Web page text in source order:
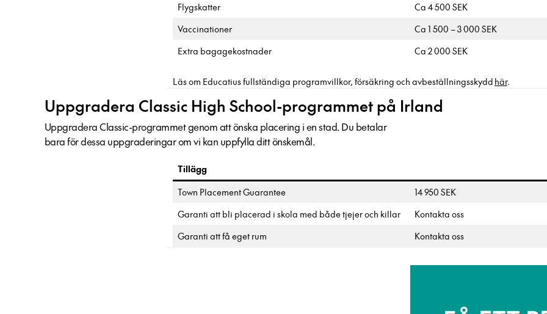
Flygskatter
Ca 4 500 SEK
Vaccinationer
Ca 1 500 – 3 000 SEK
Extra bagagekostnader
Ca 2 000 SEK
Läs om Educatius fullständiga programvillkor, försäkring och avbeställningsskydd här.
Uppgradera Classic High School-programmet på Irland
Uppgradera Classic-programmet genom att önska placering i en stad. Du betalar
bara för dessa uppgraderingar om vi kan uppfylla ditt önskemål.
Tillägg
Town Placement Guarantee
14 950 SEK
Garanti att bli placerad i skola med både tjejer och killar
Kontakta oss
Garanti att få eget rum
Kontakta oss